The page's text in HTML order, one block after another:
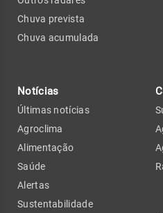
Chuva prevista
Chuva acumulada
Notícias
Últimas notícias
Agroclima
Alimentação
Saúde
Alertas
Sustentabilidade